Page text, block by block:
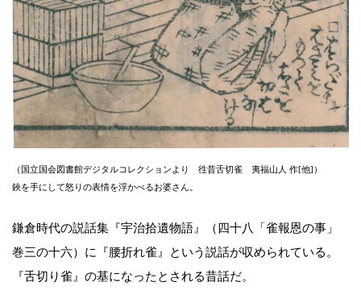
（国立国会図書館デジタルコレクションより 徃昔舌切雀 夷福山人 作[他]）
鋏を手にして怒りの表情を浮かべるお婆さん。
鎌倉時代の説話集『宇治拾遺物語』（四十八「雀報恩の事」
巻三の十六）に『腰折れ雀』という説話が収められている。
『舌切り雀』の基になったとされる昔話だ。